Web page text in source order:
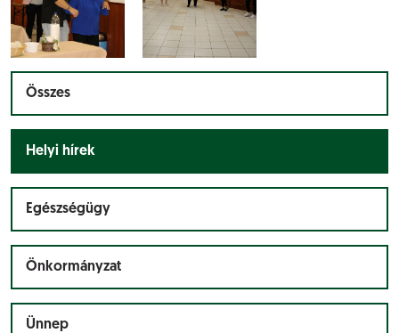
Összes
Helyi hírek
Egészségügy
Önkormányzat
Ünnep